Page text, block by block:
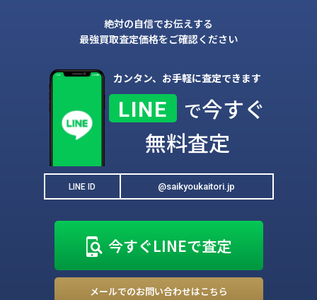
絶対の自信でお伝えする
最強買取査定価格をご確認ください
カンタン、お手軽に査定できます
LINE で今すぐ
無料査定
LINE ID @saikyoukaitori.jp
今すぐLINEで査定
メールでのお問い合わせはこちら